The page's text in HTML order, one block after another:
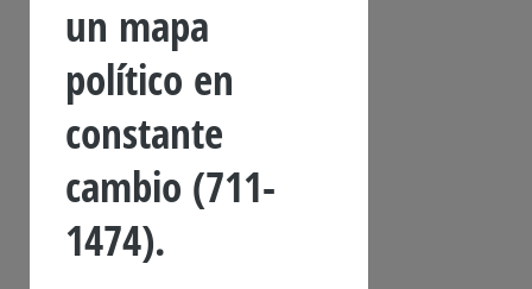
un mapa
político en
constante
cambio (711-
1474).